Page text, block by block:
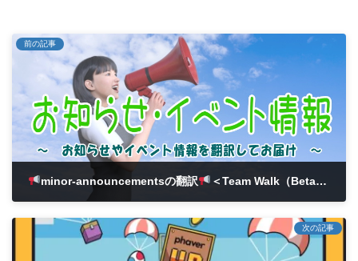
前の記事
minor-announcementsの翻訳 ＜Team Walk（Beta）第4ラウンド参加者募集のアップデートのご案内＞
次の記事